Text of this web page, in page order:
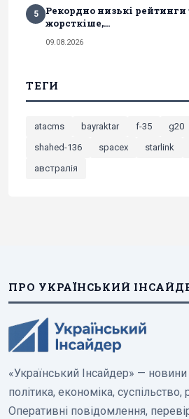
5
Рекордно низькі рейтинги
жорсткіше,...
09.08.2026
ТЕГИ
atacms bayraktar f-35 g20
shahed-136
spacex starlink
австралія
ПРО УКРАЇНСЬКИЙ
«Український Інсайдер» — новини
політика, економіка, суспільство,
Оперативні повідомлення,